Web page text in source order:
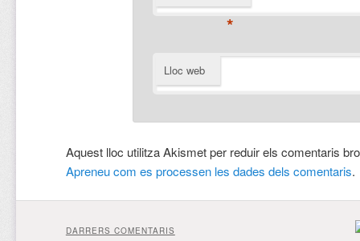
*
Lloc web
Aquest lloc utilitza Akismet per reduir els comentaris
Apreneu com es processen les dades dels comentaris.
DARRERS COMENTARIS